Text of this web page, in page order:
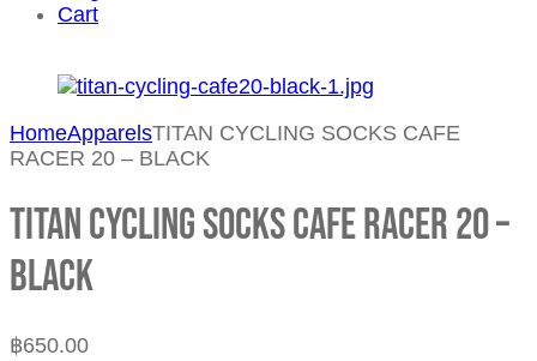
Cart
HomeApparelsTITAN CYCLING SOCKS CAFE
RACER 20 – BLACK
TITAN CYCLING SOCKS CAFE RACER 20 –
BLACK
฿650.00